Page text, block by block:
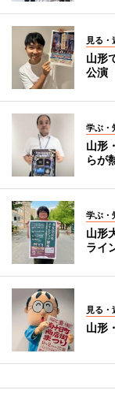
見る・
山形
公演
学ぶ・
山形
らが
学ぶ・
山形
ライ
見る・
山形